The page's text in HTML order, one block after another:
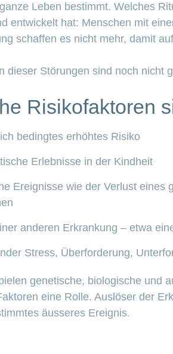
Leben bestimmt. Welches
entwickelt hat: Menschen mit
schaffen es nicht mehr, damit
dieser Störungen sind noch nicht
Risikofaktoren
bedingtes erhöhtes Risiko
Erlebnisse in der Kindheit
Ereignisse wie der Verlust eines
anderen Erkrankung – etwa
Stress, Überforderung,
genetische, biologische und
eine Rolle. Auslöser der
äusseres Ereignis.